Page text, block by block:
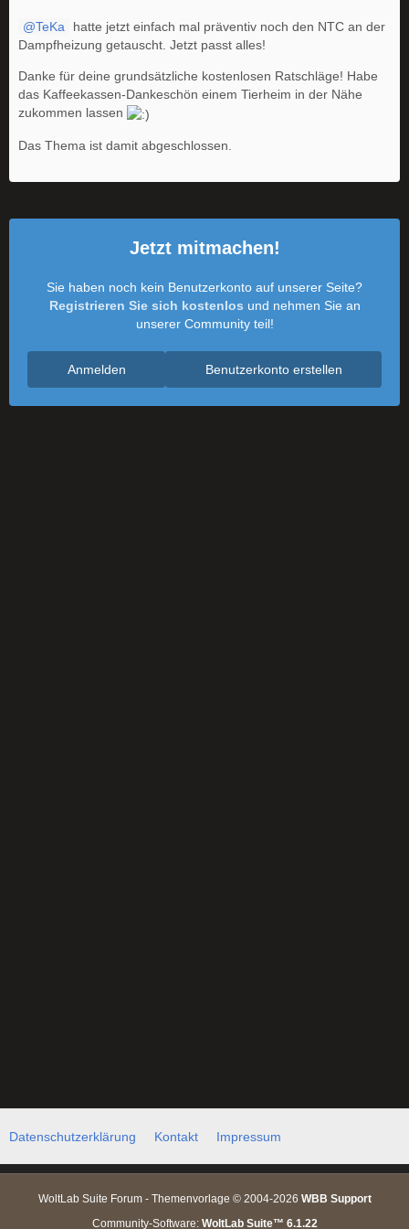
TeKa
hatte jetzt einfach mal präventiv noch den NTC an der
Dampfheizung getauscht. Jetzt passt alles!
Danke für deine grundsätzliche kostenlosen Ratschläge! Habe
das Kaffeekassen-Dankeschön einem Tierheim in der Nähe
zukommen lassen
Das Thema ist damit abgeschlossen.
Jetzt mitmachen!
Sie haben noch kein Benutzerkonto auf unserer Seite?
Registrieren Sie sich kostenlos und nehmen Sie an
unserer Community teil!
Benutzerkonto erstellen
Anmelden
Datenschutzerklärung Kontakt Impressum
WoltLab Suite Forum - Themenvorlage © 2004-2026 WBB Support
Community-Software: WoltLab Suite™ 6.1.22